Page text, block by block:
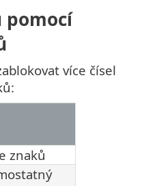
pomocí
více čísel
znaků